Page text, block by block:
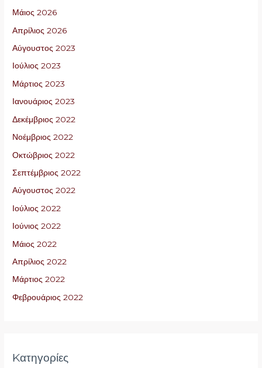
Μάιος 2026
Απρίλιος 2026
Αύγουστος 2023
Ιούλιος 2023
Μάρτιος 2023
Ιανουάριος 2023
Δεκέμβριος 2022
Νοέμβριος 2022
Οκτώβριος 2022
Σεπτέμβριος 2022
Αύγουστος 2022
Ιούλιος 2022
Ιούνιος 2022
Μάιος 2022
Απρίλιος 2022
Μάρτιος 2022
Φεβρουάριος 2022
Kατηγορίες